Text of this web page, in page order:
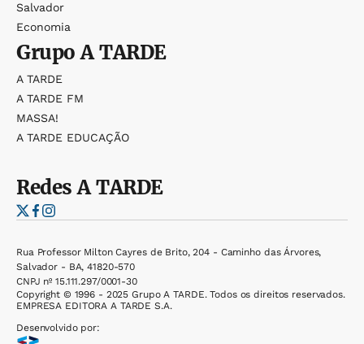
Salvador
Economia
GrupoA TARDE
A TARDE
A TARDE FM
MASSA!
A TARDE EDUCAÇÃO
RedesA TARDE
Rua Professor Milton Cayres de Brito, 204 - Caminho das Árvores,
Salvador - BA, 41820-570
CNPJ nº 15.111.297/0001-30
Copyright © 1996 - 2025 Grupo A TARDE. Todos os direitos reservados.
EMPRESA EDITORA A TARDE S.A.
Desenvolvido por: